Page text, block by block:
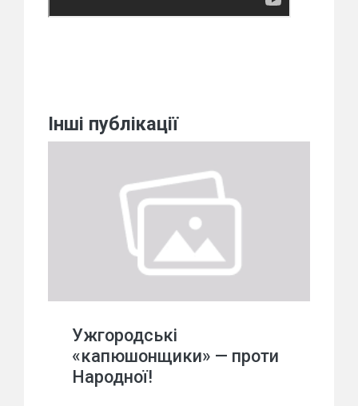
Інші публікації
Ужгородські
«капюшонщики» — проти
Народної!